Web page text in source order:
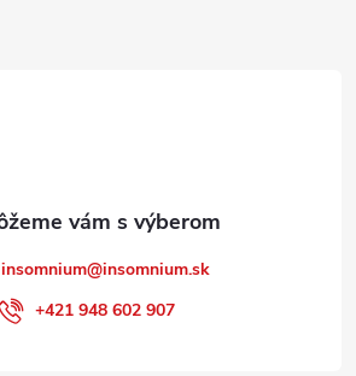
insomnium@insomnium.sk
+421 948 602 907